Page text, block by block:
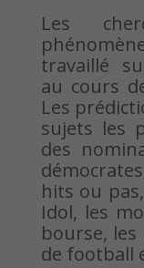
Les
travaillé
au cours
Les
sujets les
des
hits ou
Idol, les
bourse,
de football